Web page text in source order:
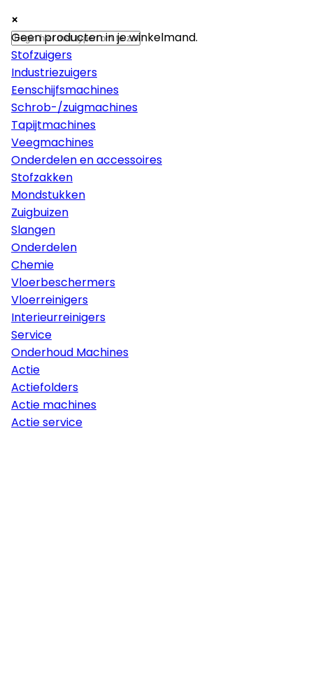
×
Machines
Stofzuigers
Industriezuigers
Eenschijfsmachines
Schrob-/zuigmachines
Tapijtmachines
Veegmachines
Onderdelen en accessoires
Stofzakken
Mondstukken
Zuigbuizen
Slangen
Onderdelen
Chemie
Vloerbeschermers
Vloerreinigers
Interieurreinigers
Service
Onderhoud Machines
Actie
Actiefolders
Actie machines
Actie service
×
×
Geen producten in je winkelmand.